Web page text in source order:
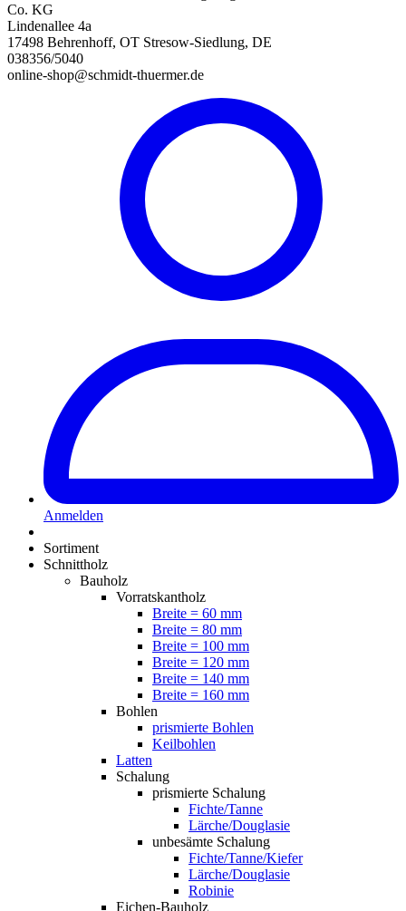
Co. KG
Lindenallee 4a
17498 Behrenhoff, OT Stresow-Siedlung, DE
038356/5040
online-shop@schmidt-thuermer.de
Anmelden
Sortiment
Schnittholz
Bauholz
Vorratskantholz
Breite = 60 mm
Breite = 80 mm
Breite = 100 mm
Breite = 120 mm
Breite = 140 mm
Breite = 160 mm
Bohlen
prismierte Bohlen
Keilbohlen
Latten
Schalung
prismierte Schalung
Fichte/Tanne
Lärche/Douglasie
unbesämte Schalung
Fichte/Tanne/Kiefer
Lärche/Douglasie
Robinie
Eichen-Bauholz